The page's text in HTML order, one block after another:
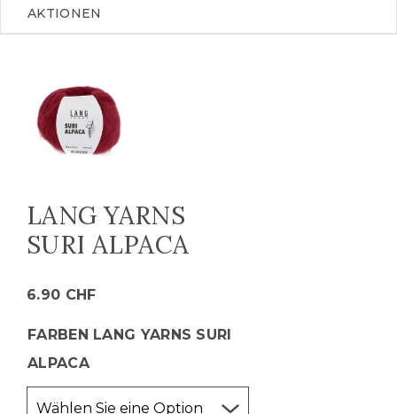
AKTIONEN
LANG YARNS
SURI ALPACA
6.90 CHF
FARBEN LANG YARNS SURI
ALPACA